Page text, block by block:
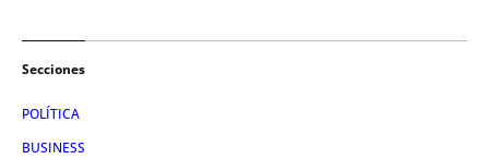
Secciones
POLÍTICA
BUSINESS